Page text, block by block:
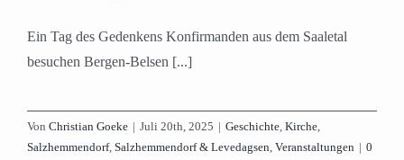
Ein Tag des Gedenkens Konfirmanden aus dem Saaletal
besuchen Bergen-Belsen [...]
Von Christian Goeke | Juli 20th, 2025 | Geschichte, Kirche,
Salzhemmendorf, Salzhemmendorf & Levedagsen, Veranstaltungen | 0